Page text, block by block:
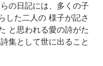
の日記には、多くの子
した二人の 様子が記さ
と思われる愛の詩がた
集として世に出ること